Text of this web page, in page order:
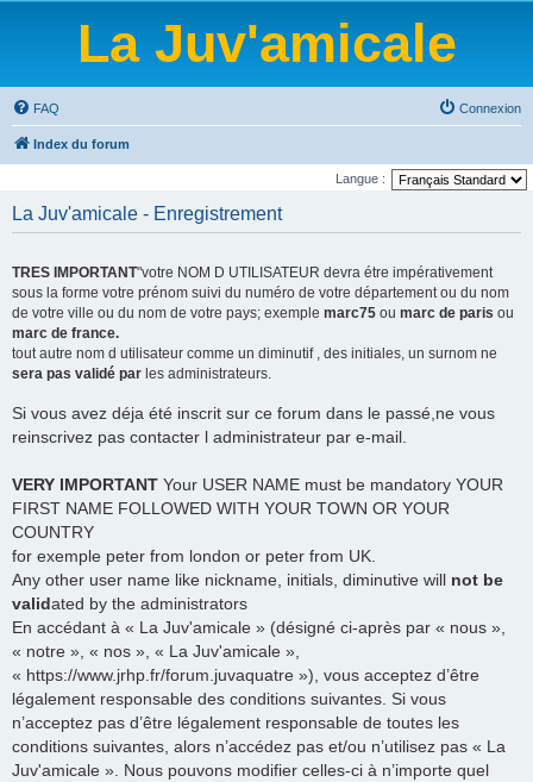
La Juv'amicale
FAQ Connexion
Index du forum
Langue :
La Juv'amicale - Enregistrement
TRES IMPORTANT"votre NOM D UTILISATEUR devra étre impérativement
sous la forme votre prénom suivi du numéro de votre département ou du nom
de votre ville ou du nom de votre pays; exemple marc75 ou marc de paris ou
marc de france.
tout autre nom d utilisateur comme un diminutif , des initiales, un surnom ne
sera pas validé par les administrateurs.
Si vous avez déja été inscrit sur ce forum dans le passé,ne vous
reinscrivez pas contacter l administrateur par e-mail.
VERY IMPORTANT Your USER NAME must be mandatory YOUR
FIRST NAME FOLLOWED WITH YOUR TOWN OR YOUR
COUNTRY
for exemple peter from london or peter from UK.
Any other user name like nickname, initials, diminutive will not be
validated by the administrators
En accédant à « La Juv'amicale » (désigné ci-après par « nous »,
« notre », « nos », « La Juv'amicale »,
« https://www.jrhp.fr/forum.juvaquatre »), vous acceptez d’être
légalement responsable des conditions suivantes. Si vous
n’acceptez pas d’être légalement responsable de toutes les
conditions suivantes, alors n’accédez pas et/ou n’utilisez pas « La
Juv'amicale ». Nous pouvons modifier celles-ci à n’importe quel